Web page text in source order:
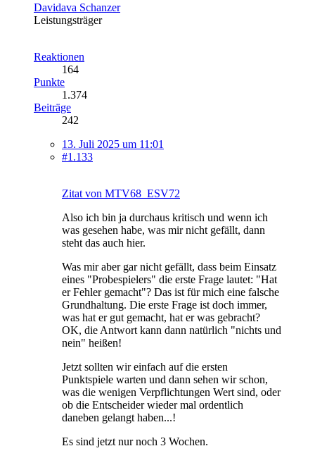
Davidava Schanzer
Leistungsträger
Reaktionen
164
Punkte
1.374
Beiträge
242
13. Juli 2025 um 11:01
#1.133
Zitat von MTV68_ESV72
Also ich bin ja durchaus kritisch und wenn ich
was gesehen habe, was mir nicht gefällt, dann
steht das auch hier.
Was mir aber gar nicht gefällt, dass beim Einsatz
eines "Probespielers" die erste Frage lautet: "Hat
er Fehler gemacht"? Das ist für mich eine falsche
Grundhaltung. Die erste Frage ist doch immer,
was hat er gut gemacht, hat er was gebracht?
OK, die Antwort kann dann natürlich "nichts und
nein" heißen!
Jetzt sollten wir einfach auf die ersten
Punktspiele warten und dann sehen wir schon,
was die wenigen Verpflichtungen Wert sind, oder
ob die Entscheider wieder mal ordentlich
daneben gelangt haben...!
Es sind jetzt nur noch 3 Wochen.